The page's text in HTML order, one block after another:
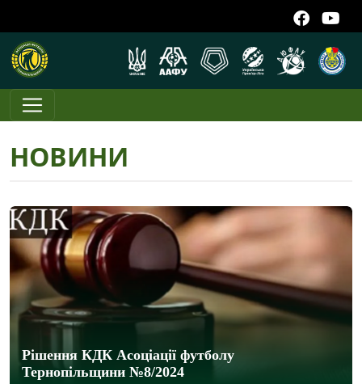
НОВИНИ
Рішення КДК Асоціації футболу
Тернопільщини №8/2024